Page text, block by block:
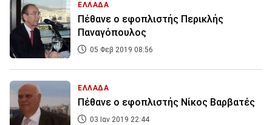
ΕΛΛΑΔΑ
Πέθανε ο εφοπλιστής Περικλής
Παναγόπουλος
05 Φεβ 2019 08:56
ΕΛΛΑΔΑ
Πέθανε ο εφοπλιστής Νίκος Βαρβατές
03 Ιαν 2019 22:44